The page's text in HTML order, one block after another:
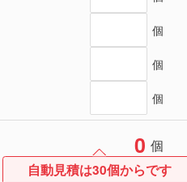
個
個
個
0 個
自動見積は30個からです